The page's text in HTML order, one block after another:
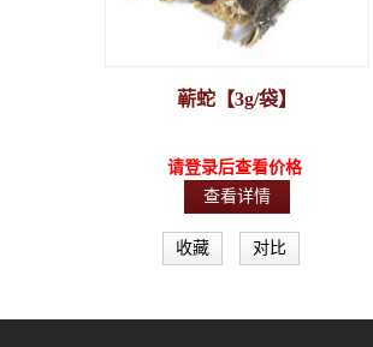
蕲蛇【3g/袋】
请登录后查看价格
查看详情
收藏 对比